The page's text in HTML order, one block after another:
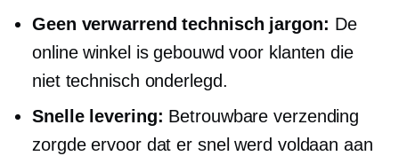
Geen verwarrend technisch jargon: De
online winkel is gebouwd voor klanten die
niet technisch onderlegd.
Snelle levering: Betrouwbare verzending
zorgde ervoor dat er snel werd voldaan aan